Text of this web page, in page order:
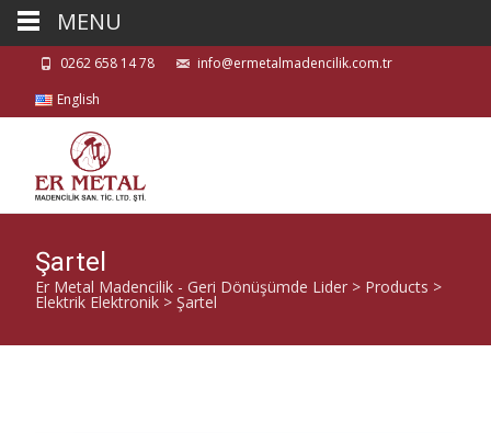
0262 658 14 78
info@ermetalmadencilik.com.tr
English
Şartel
Er Metal Madencilik - Geri Dönüşümde Lider > Products >
Elektrik Elektronik > Şartel
MENU